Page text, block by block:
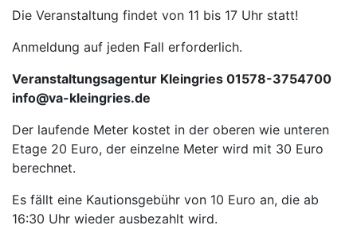
Die Veranstaltung findet von 11 bis 17 Uhr statt!
Anmeldung auf jeden Fall erforderlich.
Veranstaltungsagentur Kleingries 01578-3754700
info@va-kleingries.de
Der laufende Meter kostet in der oberen wie unteren
Etage 20 Euro, der einzelne Meter wird mit 30 Euro
berechnet.
Es fällt eine Kautionsgebühr von 10 Euro an, die ab
16:30 Uhr wieder ausbezahlt wird.